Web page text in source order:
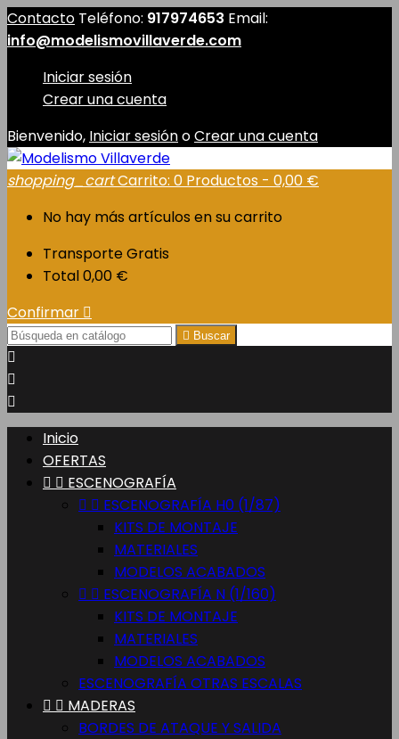
Contacto Teléfono: 917974653 Email:
info@modelismovillaverde.com
Iniciar sesión
Crear una cuenta
Bienvenido, Iniciar sesiónoCrear una cuenta
shopping_cartCarrito: 0 Productos - 0,00 €
No hay más artículos en su carrito
TransporteGratis
Total0,00 €
Confirmar 
 Buscar



Inicio
OFERTAS
  ESCENOGRAFÍA
  ESCENOGRAFÍA H0 (1/87)
KITS DE MONTAJE
MATERIALES
MODELOS ACABADOS
  ESCENOGRAFÍA N (1/160)
KITS DE MONTAJE
MATERIALES
MODELOS ACABADOS
ESCENOGRAFÍA OTRAS ESCALAS
  MADERAS
BORDES DE ATAQUE Y SALIDA